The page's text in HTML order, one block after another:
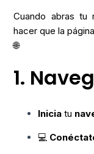
Cuando abras tu
hacer que la
🌐
1.
Inicia tu
💻